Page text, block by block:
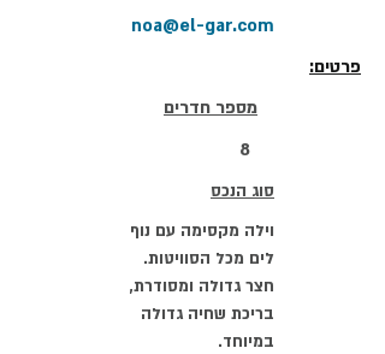
noa@el-gar.com
פרטים:
מספר חדרים
8
סוג הנכס
וילה מקסימה עם נוף
לים מכל הסוויטות.
חצר גדולה ומסודרת,
בריכת שחיה גדולה
במיוחד.